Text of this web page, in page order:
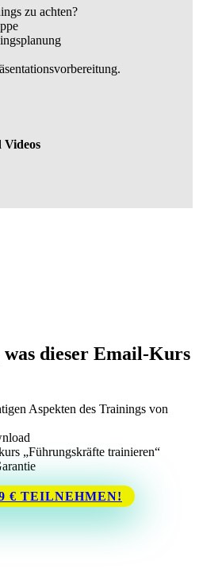
zu achten?
was dieser Email-Kurs
Aspekten des Trainings von
„Führungskräfte trainieren“
€ TEILNEHMEN!